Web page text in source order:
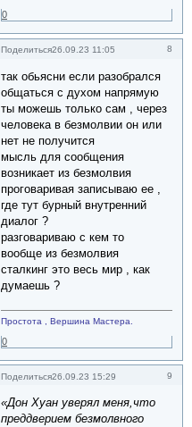
0
Поделиться 8
26.09.23 11:05
так обьясни если разобрался
общаться с духом напрямую
ты можешь только сам , через
человека в безмолвии он или
нет не получится
мысль для сообщения
возникает из безмолвия
проговаривая записываю ее ,
где тут бурный внутренний
диалог ?
разговариваю с кем то
вообще из безмолвия
сталкинг это весь мир , как
думаешь ?
Простота , Вершина Мастера.
0
Поделиться 9
26.09.23 15:29
«Дон Хуан уверял меня,что
преддверием безмолвного